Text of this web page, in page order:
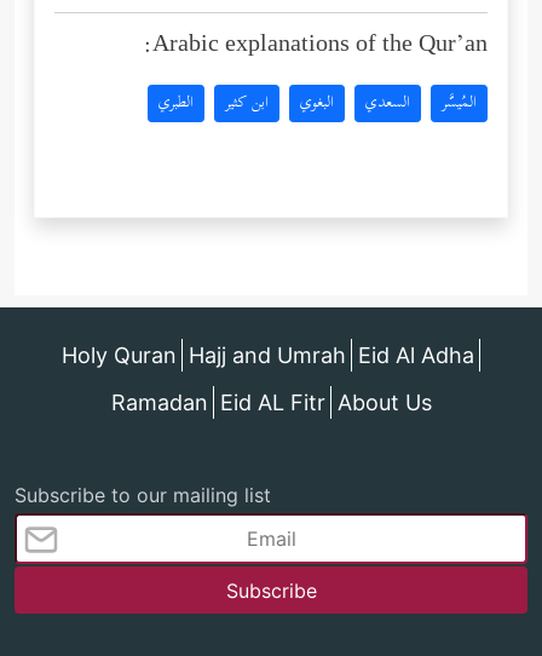
Arabic explanations of the Qur’an:
المُيسَّر السعدي البغوي ابن كثير الطبري
Holy Quran Hajj and Umrah Eid Al Adha
Ramadan Eid AL Fitr About Us
Subscribe to our mailing list